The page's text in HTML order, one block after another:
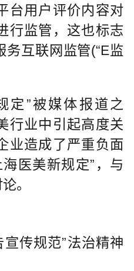
台用户评价内容对
行监管，这也标志
互联网监管(“E监
定”被媒体报道之
行业中引起高度关
业造成了严重负面
医美新规定”，与
。
传规范”法治精神